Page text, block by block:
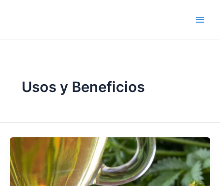
Usos y Beneficios